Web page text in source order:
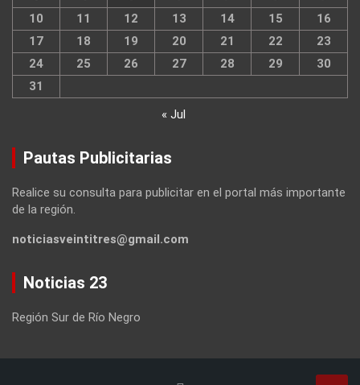
10
11 12 13 14 15
16
17
18 19 20 21 22
23
24
25 26 27 28 29
30
31
« Jul
Pautas Publicitarias
Realice su consulta para publicitar en el portal más importante
de la región.
noticiasveintitres@gmail.com
Noticias 23
Región Sur de Río Negro